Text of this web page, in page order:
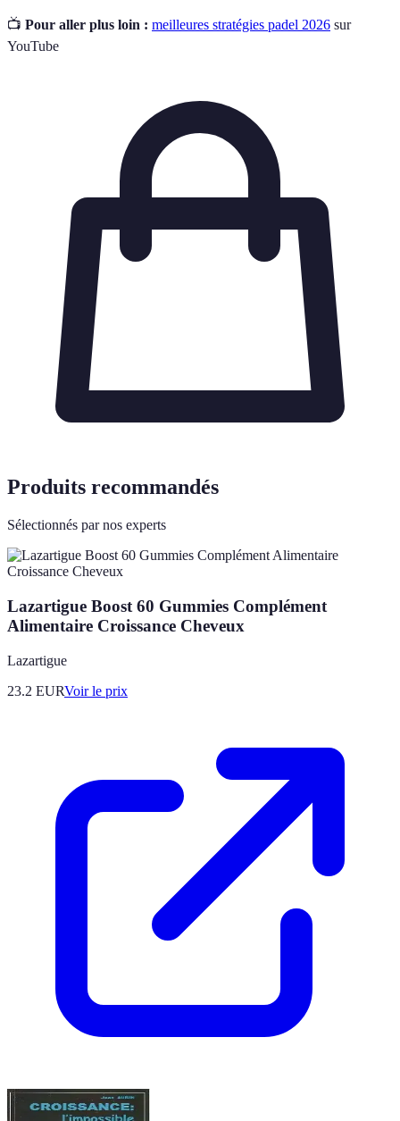
📺 Pour aller plus loin : meilleures stratégies padel 2026 sur
YouTube
Produits recommandés
Sélectionnés par nos experts
Lazartigue Boost 60 Gummies Complément
Alimentaire Croissance Cheveux
Lazartigue
23.2 EURVoir le prix